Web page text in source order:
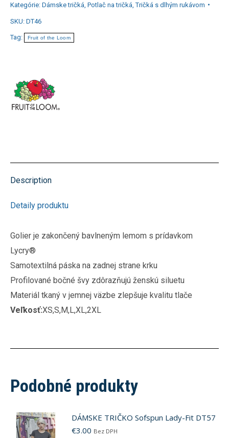
Kategórie: Dámske tričká Potlač na tričká ,Tričká s dlhým rukávom
SKU: DT46
Tag: Fruit of the Loom
Description
Detaily produktu
Golier je zakončený bavlneným lemom s prídavkom
Lycry®
Samotextilná páska na zadnej strane krku
Profilované bočné švy zdôrazňujú ženskú siluetu
Materiál tkaný v jemnej väzbe zlepšuje kvalitu tlače
Veľkosť:XS,S,M,L,XL,2XL
Podobné produkty
DÁMSKE TRIČKO Sofspun Lady-Fit DT57
€3.00 Bez DPH